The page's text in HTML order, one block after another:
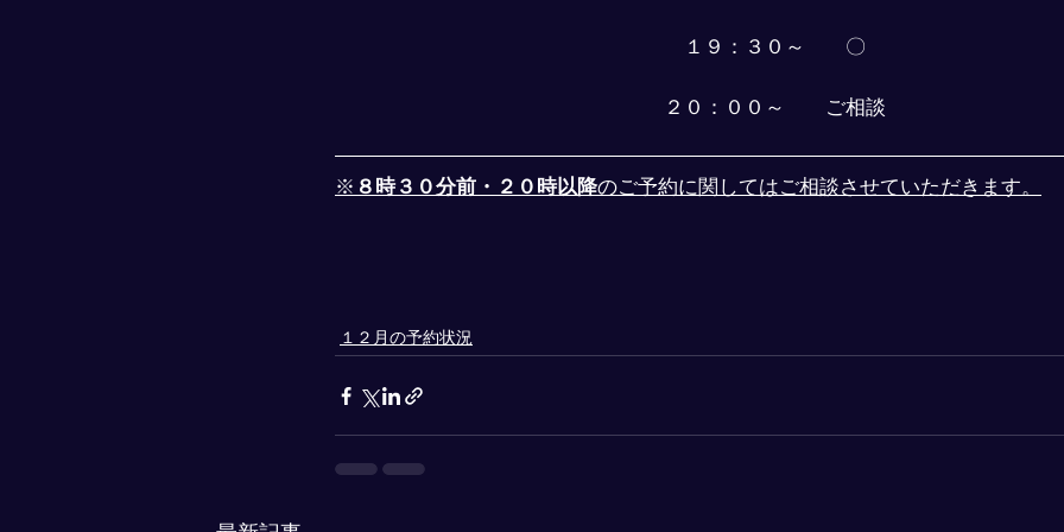
１９：３０～　　〇
２０：００～　　ご相談
※ ８時３０分前・２０時以降のご予約に関してはご相談させていただきます。
１２月の予約状況